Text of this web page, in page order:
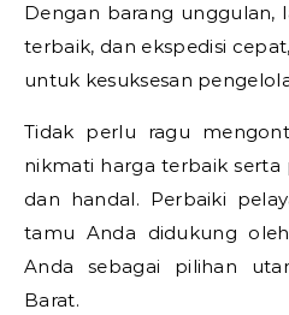
Dengan barang unggulan,
terbaik, dan ekspedisi
untuk kesuksesan
Tidak perlu ragu
nikmati harga terbaik
dan handal. Perbaiki
tamu Anda didukung
Anda sebagai pilihan
Barat.